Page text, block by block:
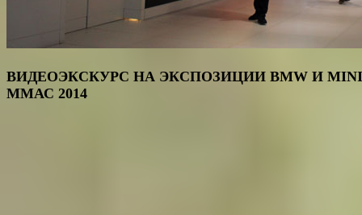
ВИДЕОЭКСКУРС НА ЭКСПОЗИЦИИ BMW И
ММАС 2014